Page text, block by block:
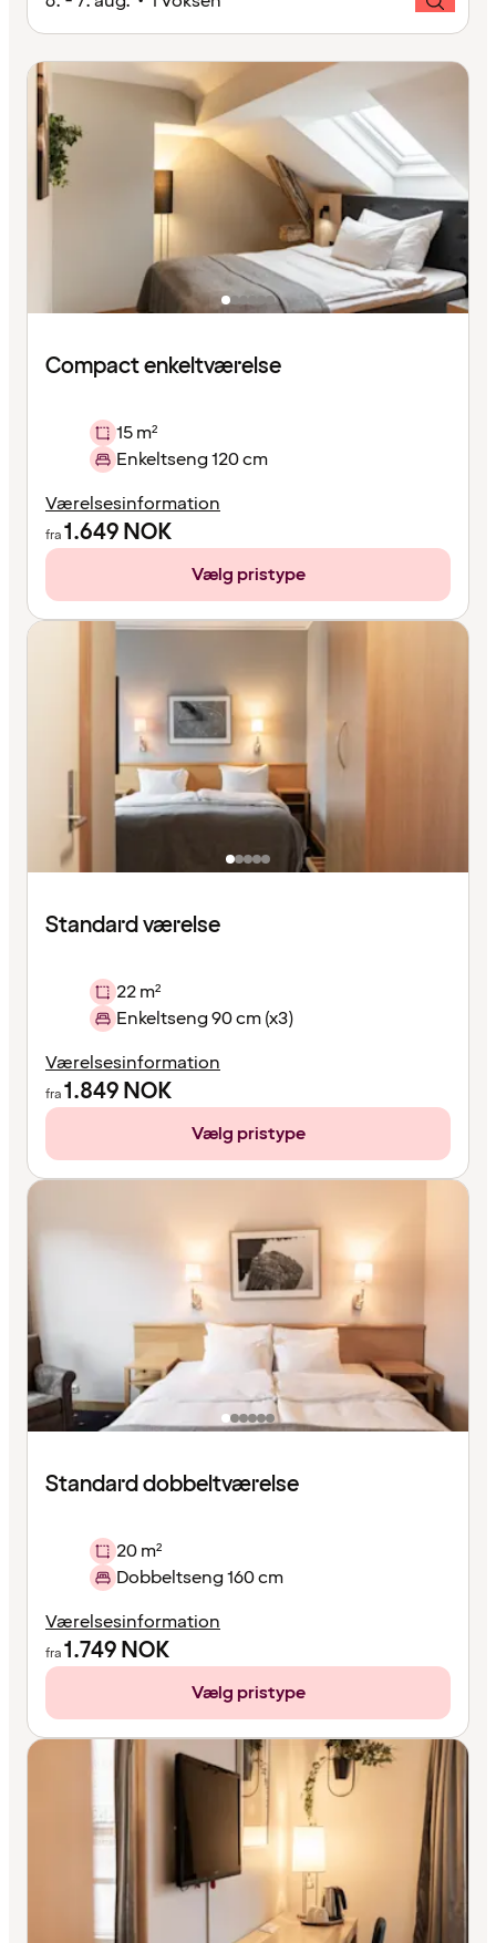
Compact enkeltværelse
15 m²
Enkeltseng 120 cm
Værelsesinformation
fra1.649NOK
Vælg pristype
Standard værelse
22 m²
Enkeltseng 90 cm (x3)
Værelsesinformation
fra1.849NOK
Vælg pristype
Standard dobbeltværelse
20 m²
Dobbeltseng 160 cm
Værelsesinformation
fra1.749NOK
Vælg pristype